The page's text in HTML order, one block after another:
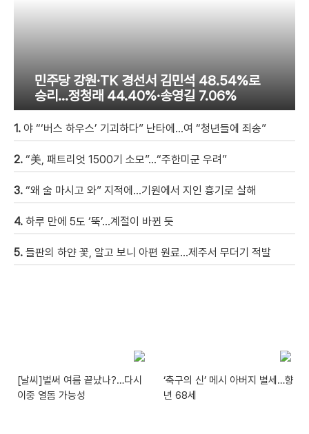
민주당 강원·TK 경선서 김민석 48.54%로
승리…정청래 44.40%·송영길 7.06%
1. 야 “‘버스 하우스’ 기괴하다” 난타에…여 “청년들에 죄송”
2. “美, 패트리엇 1500기 소모”…“주한미군 우려”
3. “왜 술 마시고 와” 지적에…기원에서 지인 흉기로 살해
4. 하루 만에 5도 ‘뚝’…계절이 바뀐 듯
5. 들판의 하얀 꽃, 알고 보니 아편 원료…제주서 무더기 적발
[날씨]벌써 여름 끝났나?…다시
이중 열돔 가능성
‘축구의 신’ 메시 아버지 별세…향
년 68세